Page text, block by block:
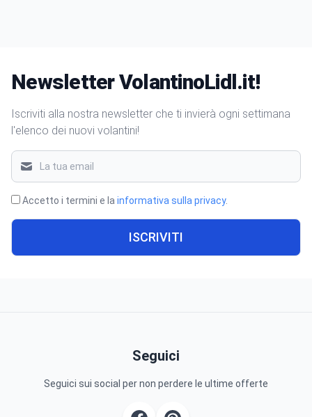
Newsletter VolantinoLidl.it!
Iscriviti alla nostra newsletter che ti invierà ogni settimana
l'elenco dei nuovi volantini!
Accetto i termini e la informativa sulla privacy.
ISCRIVITI
Seguici
Seguici sui social per non perdere le ultime offerte